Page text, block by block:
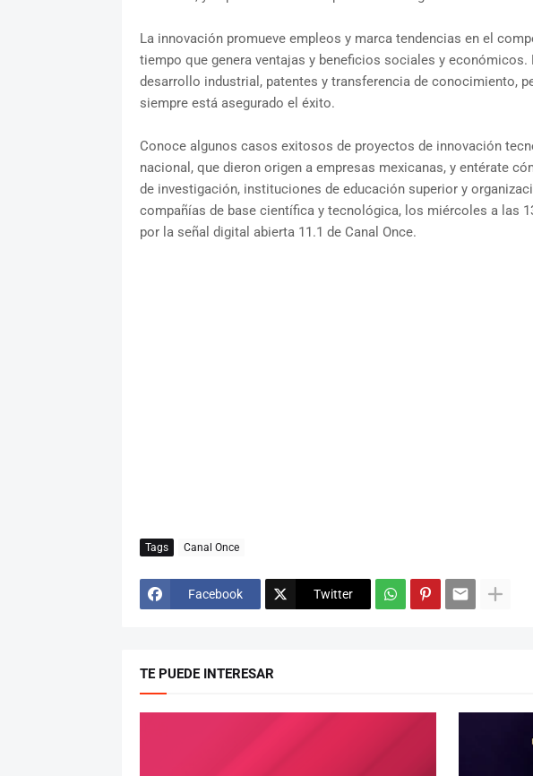
La innovación promueve empleos y marca tendencias en el
tiempo que genera ventajas y beneficios sociales y económicos.
desarrollo industrial, patentes y transferencia de conocimiento,
siempre está asegurado el éxito.
Conoce algunos casos exitosos de proyectos de innovación
nacional, que dieron origen a empresas mexicanas, y entérate
de investigación, instituciones de educación superior y
compañías de base científica y tecnológica, los miércoles a las
por la señal digital abierta 11.1 de Canal Once.
Tags Canal Once
Facebook Twitter
TE PUEDE INTERESAR